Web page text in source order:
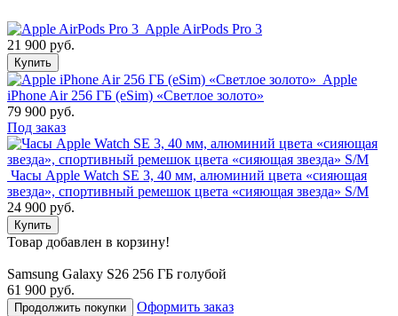
Apple AirPods Pro 3
21 900 руб.
Купить
Apple
iPhone Air 256 ГБ (eSim) «Светлое золото»
79 900 руб.
Под заказ
Часы Apple Watch SE 3, 40 мм, алюминий цвета «сияющая
звезда», спортивный ремешок цвета «сияющая звезда» S/M
24 900 руб.
Купить
Товар добавлен в корзину!
Samsung Galaxy S26 256 ГБ голубой
61 900 руб.
Продолжить покупки
Оформить заказ